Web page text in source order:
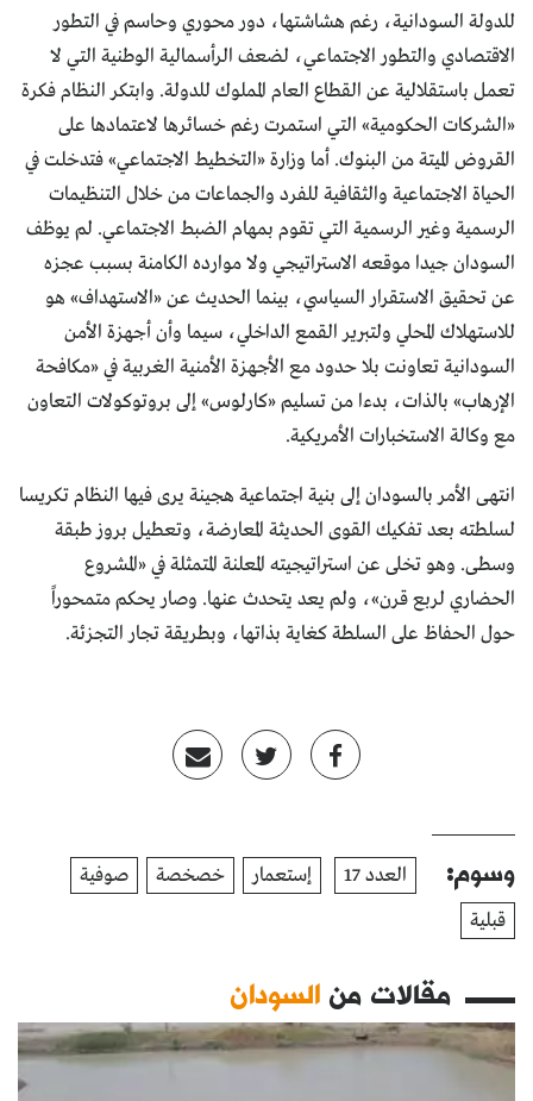
للدولة السودانية، رغم هشاشتها، دور محوري وحاسم في التطور
الاقتصادي والتطور الاجتماعي، لضعف الرأسمالية الوطنية التي لا
تعمل باستقلالية عن القطاع العام المملوك للدولة. وابتكر النظام فكرة
«الشركات الحكومية» التي استمرت رغم خسائرها لاعتمادها على
القروض الميتة من البنوك. أما وزارة «التخطيط الاجتماعي» فتدخلت في
الحياة الاجتماعية والثقافية للفرد والجماعات من خلال التنظيمات
الرسمية وغير الرسمية التي تقوم بمهام الضبط الاجتماعي. لم يوظف
السودان جيدا موقعه الاستراتيجي ولا موارده الكامنة بسبب عجزه
عن تحقيق الاستقرار السياسي، بينما الحديث عن «الاستهداف» هو
للاستهلاك المحلي ولتبرير القمع الداخلي، سيما وأن أجهزة الأمن
السودانية تعاونت بلا حدود مع الأجهزة الأمنية الغربية في «مكافحة
الإرهاب» بالذات، بدءا من تسليم «كارلوس» إلى بروتوكولات التعاون
مع وكالة الاستخبارات الأمريكية.
انتهى الأمر بالسودان إلى بنية اجتماعية هجينة يرى فيها النظام تكريسا
لسلطته بعد تفكيك القوى الحديثة المعارضة، وتعطيل بروز طبقة
وسطى. وهو تخلى عن استراتيجيته المعلنة المتمثلة في «المشروع
الحضاري لربع قرن»، ولم يعد يتحدث عنها. وصار يحكم متمحوراً
حول الحفاظ على السلطة كغاية بذاتها، وبطريقة تجار التجزئة.
وسوم: العدد 17 إستعمار خصخصة
صوفية
قبلية
مقالات منالسودان